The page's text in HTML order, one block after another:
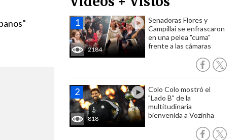
2184
Senadoras Flores y
Campillai se enfrascaron
en una pelea "cuma"
frente a las cámaras
818
Colo Colo mostró el
"Lado B" de la
multitudinaria
bienvenida a Vozinha